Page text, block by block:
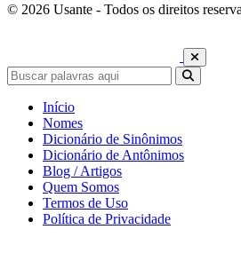
© 2026 Usante - Todos os direitos
Início
Nomes
Dicionário de Sinônimos
Dicionário de Antônimos
Blog / Artigos
Quem Somos
Termos de Uso
Política de Privacidade